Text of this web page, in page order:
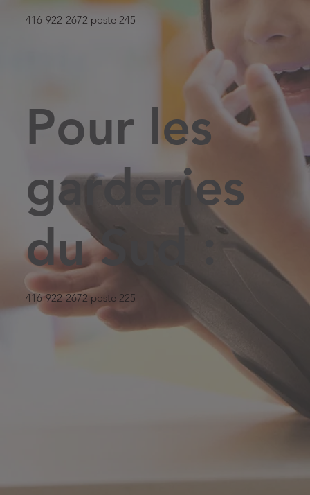
416-922-2672 poste 245
Pour les
garderies
du Sud :
416-922-2672 poste 225